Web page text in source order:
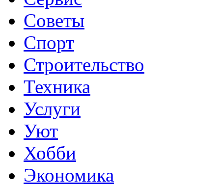
Советы
Спорт
Строительство
Техника
Услуги
Уют
Хобби
Экономика